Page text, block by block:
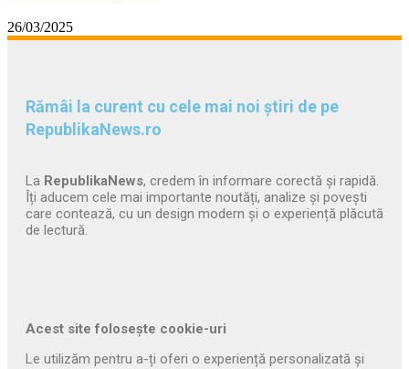
26/03/2025
Rămâi la curent cu cele mai noi știri de pe
RepublikaNews.ro
La RepublikaNews, credem în informare corectă și rapidă.
Îți aducem cele mai importante noutăți, analize și povești
care contează, cu un design modern și o experiență plăcută
de lectură.
Acest site folosește cookie-uri
Le utilizăm pentru a-ți oferi o experiență personalizată și